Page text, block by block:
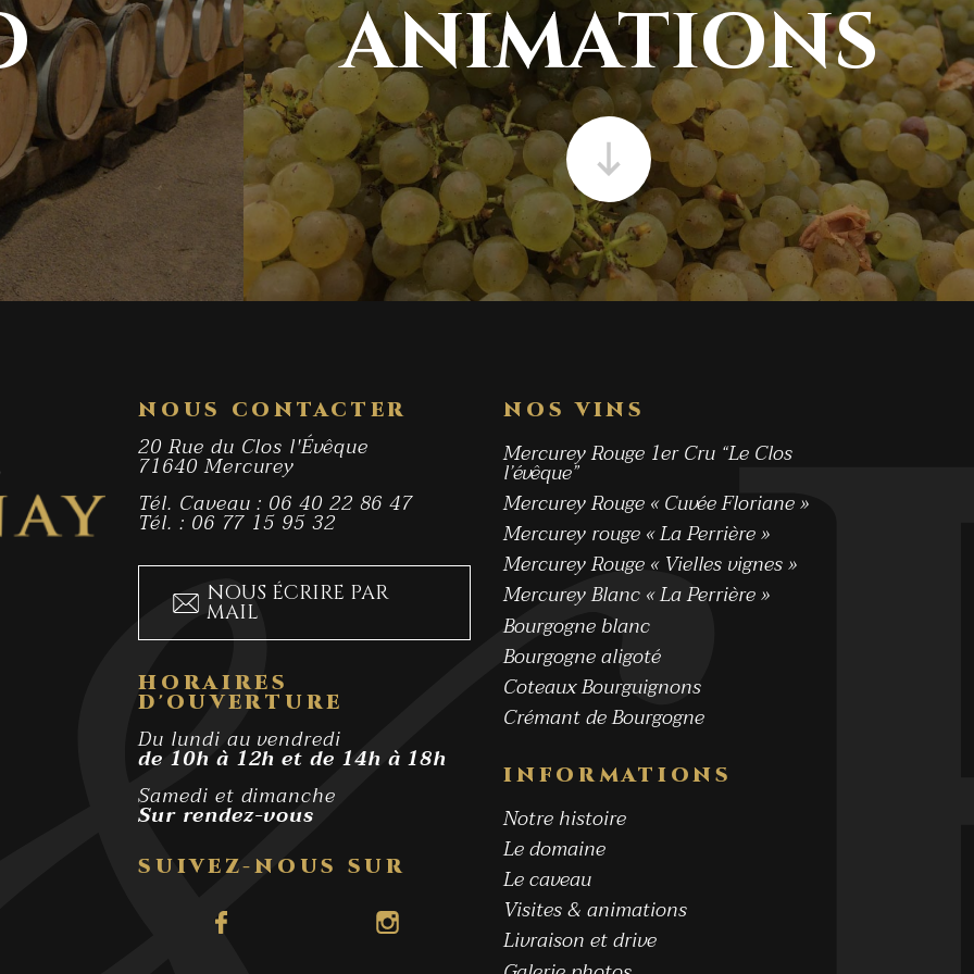
ANIMATIONS
NOUS CONTACTER
20 Rue du Clos l'Évêque
71640 Mercurey
Tél. Caveau : 06 40 22 86 47
Tél. : 06 77 15 95 32
NOUS ÉCRIRE PAR
MAIL
HORAIRES
D'OUVERTURE
Du lundi au vendredi
de 10h à 12h et de 14h à 18h
Samedi et dimanche
Sur rendez-vous
SUIVEZ-NOUS SUR
NOS VINS
Mercurey Rouge 1er Cru “Le Clos
l’évêque”
Mercurey Rouge « Cuvée Floriane »
Mercurey rouge « La Perrière »
Mercurey Rouge « Vielles vignes »
Mercurey Blanc « La Perrière »
Bourgogne blanc
Bourgogne aligoté
Coteaux Bourguignons
Crémant de Bourgogne
INFORMATIONS
Notre histoire
Le domaine
Le caveau
Visites & animations
Livraison et drive